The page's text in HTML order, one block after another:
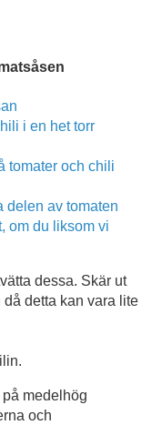
dessa. Skär ut
detta kan vara lite
medelhög
och